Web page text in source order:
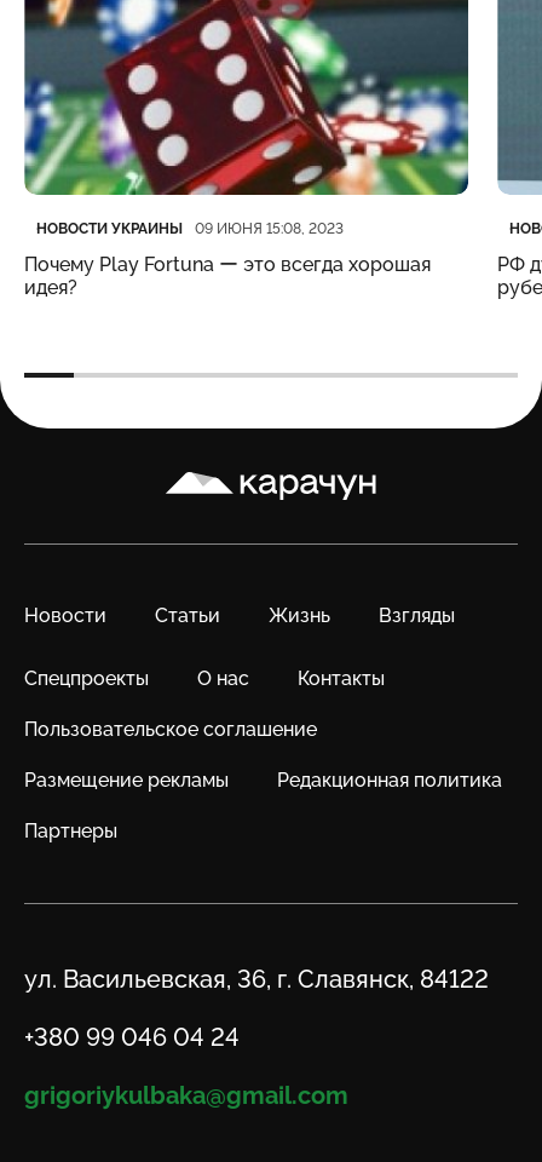
Категория
НОВОСТИ УКРАИНЫ
Дата публикации 09 ИЮНЯ 15:08, 2023
Почему Play Fortuna ー это всегда хорошая
идея?
РФ
Карачун
Новости Статьи Жизнь Взгляды
Спецпроекты О нас Контакты
Пользовательское соглашение
Размещение рекламы Редакционная политика
Партнеры
Адрес
ул. Васильевская, 36, г. Славянск, 84122
Телефон
+380 99 046 04 24
Email
grigoriykulbaka@gmail.com